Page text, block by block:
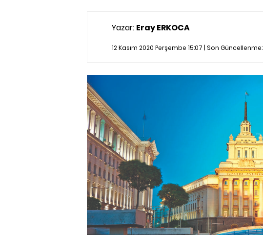
Yazar: Eray ERKOCA
12 Kasım 2020 Perşembe 15:07 | Son Güncellenme: